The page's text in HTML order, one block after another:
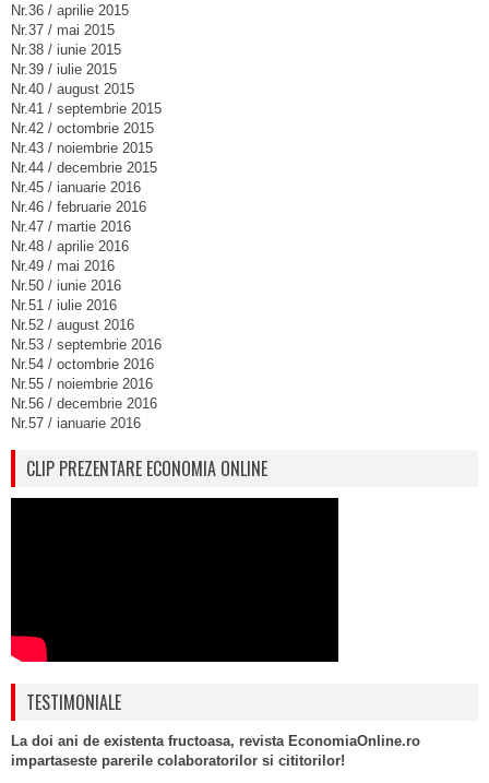
Nr.36 / aprilie 2015
Nr.37 / mai 2015
Nr.38 / iunie 2015
Nr.39 / iulie 2015
Nr.40 / august 2015
Nr.41 / septembrie 2015
Nr.42 / octombrie 2015
Nr.43 / noiembrie 2015
Nr.44 / decembrie 2015
Nr.45 / ianuarie 2016
Nr.46 / februarie 2016
Nr.47 / martie 2016
Nr.48 / aprilie 2016
Nr.49 / mai 2016
Nr.50 / iunie 2016
Nr.51 / iulie 2016
Nr.52 / august 2016
Nr.53 / septembrie 2016
Nr.54 / octombrie 2016
Nr.55 / noiembrie 2016
Nr.56 / decembrie 2016
Nr.57 / ianuarie 2016
CLIP PREZENTARE ECONOMIA ONLINE
TESTIMONIALE
La doi ani de existenta fructoasa, revista EconomiaOnline.ro
impartaseste parerile colaboratorilor si cititorilor!